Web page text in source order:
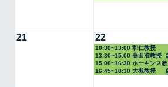
21 22
10:30~13:00 和仁教授
13:30~15:00 高田准教授
15:00~16:30 ホーキンス教
授
16:45~18:30 大槻教授